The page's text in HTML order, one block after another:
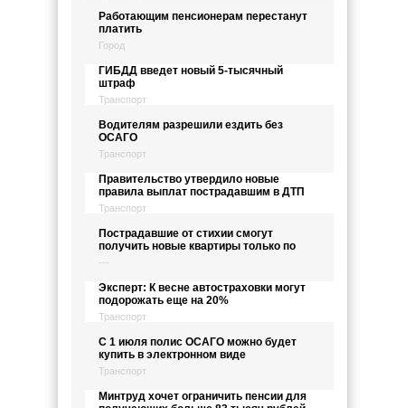
Работающим пенсионерам перестанут
платить
Город
ГИБДД введет новый 5-тысячный
штраф
Транспорт
Водителям разрешили ездить без
ОСАГО
Транспорт
Правительство утвердило новые
правила выплат пострадавшим в ДТП
Транспорт
Пострадавшие от стихии смогут
получить новые квартиры только по
---
Эксперт: К весне автостраховки могут
подорожать еще на 20%
Транспорт
С 1 июля полис ОСАГО можно будет
купить в электронном виде
Транспорт
Минтруд хочет ограничить пенсии для